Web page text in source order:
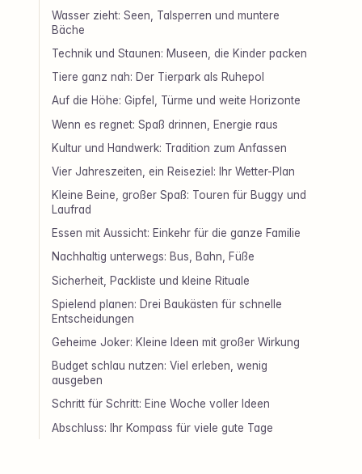
Wasser zieht: Seen, Talsperren und muntere
Bäche
Technik und Staunen: Museen, die Kinder packen
Tiere ganz nah: Der Tierpark als Ruhepol
Auf die Höhe: Gipfel, Türme und weite Horizonte
Wenn es regnet: Spaß drinnen, Energie raus
Kultur und Handwerk: Tradition zum Anfassen
Vier Jahreszeiten, ein Reiseziel: Ihr Wetter-Plan
Kleine Beine, großer Spaß: Touren für Buggy und
Laufrad
Essen mit Aussicht: Einkehr für die ganze Familie
Nachhaltig unterwegs: Bus, Bahn, Füße
Sicherheit, Packliste und kleine Rituale
Spielend planen: Drei Baukästen für schnelle
Entscheidungen
Geheime Joker: Kleine Ideen mit großer Wirkung
Budget schlau nutzen: Viel erleben, wenig
ausgeben
Schritt für Schritt: Eine Woche voller Ideen
Abschluss: Ihr Kompass für viele gute Tage